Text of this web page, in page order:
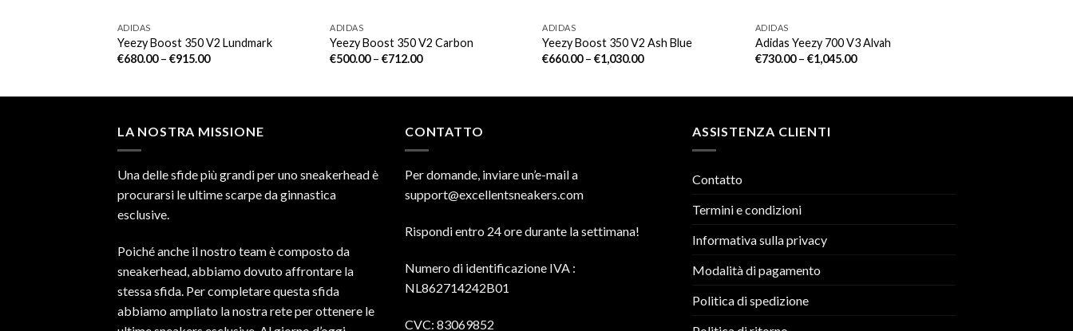
ADIDAS
Yeezy Boost 350 V2 Lundmark
€680.00– €915.00
ADIDAS
Yeezy Boost 350 V2 Carbon
€500.00–€712.00
ADIDAS
Yeezy Boost 350 V2 Ash Blue
€660.00–€1,030.00
ADIDAS
Adidas Yeezy 700 V3 Alvah
€730.00– €1,045.00
LA NOSTRA MISSIONE
Una delle sfide più grandi per uno sneakerhead è
procurarsi le ultime scarpe da ginnastica
esclusive.
Poiché anche il nostro team è composto da
sneakerhead, abbiamo dovuto affrontare la
stessa sfida. Per completare questa sfida
abbiamo ampliato la nostra rete per ottenere le
CONTATTO
Per domande, inviare un’e-mail a
support@excellentsneakers.com
Rispondi entro 24 ore durante la settimana!
Numero di identificazione IVA :
NL862714242B01
CVC: 83069852
ASSISTENZA CLIENTI
Contatto
Termini e condizioni
Informativa sulla privacy
Modalità di pagamento
Politica di spedizione